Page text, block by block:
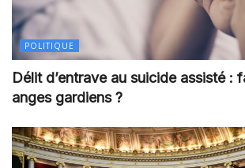
POLITIQUE
Délit d’entrave au suicide assisté :
anges gardiens ?